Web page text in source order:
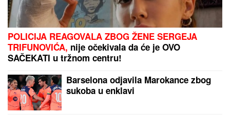
"ZBOG DOKTORKE SAM IZGUBILA POSAO"
Poznata Srpkinja se uništila estetskim zahvatima,
pa vratila prirodan izgled: Sada isplivala stara fotka